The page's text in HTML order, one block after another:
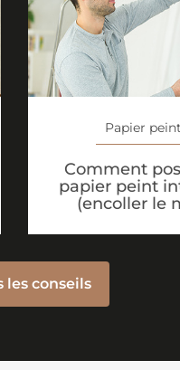
Papier peint
Comment
papier peint
(encoller le
les conseils